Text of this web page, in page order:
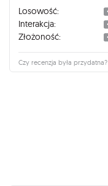
Losowość:
Interakcja:
Złożoność:
Czy recenzja była przydatna?